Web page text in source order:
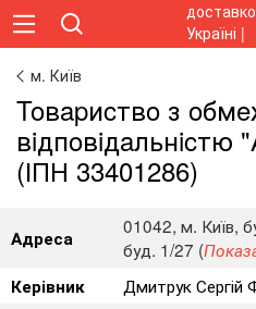
м. Київ
Toвapиcтвo з
вiдпoвiдaльнicтю
(ІПН 33401286)
Адреса
01042, м. Київ,
буд. 1/27 (
Керівник
Дмитрук Сергій